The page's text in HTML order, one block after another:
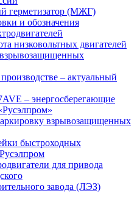
герметизатор (МЖГ)
и обозначения
низковольтных двигателей
– актуальный
– энергосберегающие
взрывозащищенных
быстроходных
для привода
завода (ЛЭЗ)